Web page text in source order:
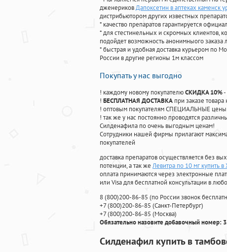
дженериковДапоксетин в аптеках каменск
дистрибьютором других известных
* качество препаратов гарантируется
* для стестинельных и скромных клиентов,
подойдет возможность анонимныого
* быстрая и удобная доставка курьером по
России в другие регионы 1м классом
Покупать у нас выгодно
! каждому новому покупателюСКИДКА 10%-
! БЕСПЛАТНАЯ ДОСТАВКА при заказе
! оптовым покупателям СПЕЦИАЛЬНЫЕ цены
! так же у нас постоянно проводятся
Силденафила по очень выгодным ценам!
Cотрудники нашей фирмы прилагают
покупателей
доставка препаратов осуществляется без
потенции, а так же Левитра по 10 мг купить в
оплата принимаются через электронные
или Visa для бесплатной консультации в
8(800)200-86-85 (по России звонок
+7(800)200-86-85 (Санкт-Петербург)
+7(800)200-86-85 (Москва)
Обязательно назовите добавочный номер:
Силденафил купить в